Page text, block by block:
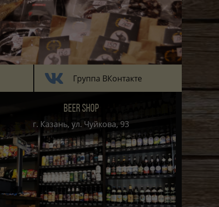
Группа ВКонтакте
BEER SHOP
г. Казань, ул. Чуйкова, 93